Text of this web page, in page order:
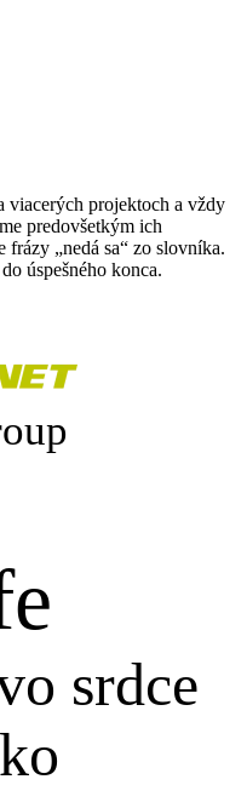
viacerých projektoch a vždy
predovšetkým ich
„nedá sa“ zo slovníka.
úspešného konca.